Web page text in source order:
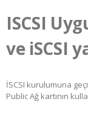
ISCSI
ve iSCSI
İSCSI kurulumuna
Public Ağ kartının